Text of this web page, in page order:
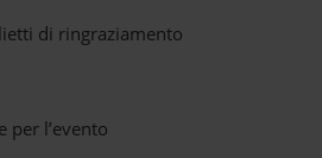
di ringraziamento
per l’evento